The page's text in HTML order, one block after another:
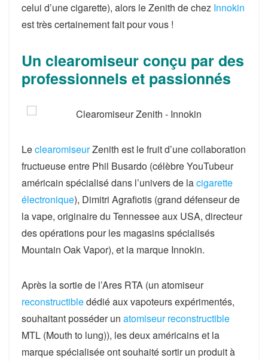
celui d’une cigarette), alors leZenith de chez Innokin
est très certainement fait pour vous !
Un clearomiseur conçu par des
professionnels et passionnés
LeclearomiseurZenith est le fruit d’une collaboration
fructueuse entre Phil Busardo (célèbre YouTubeur
américain spécialisé dans l’univers de lacigarette
électronique), Dimitri Agrafiotis (grand défenseur de
la vape, originaire du Tennessee aux USA, directeur
des opérations pour les magasins spécialisés
Mountain Oak Vapor), et la marque Innokin.
Après la sortie de l’Ares RTA (un atomiseur
reconstructibledédié aux vapoteurs expérimentés,
souhaitant posséder un atomiseur reconstructible
MTL (Mouth to lung)), les deux américains et la
marque spécialisée ont souhaité sortir un produità